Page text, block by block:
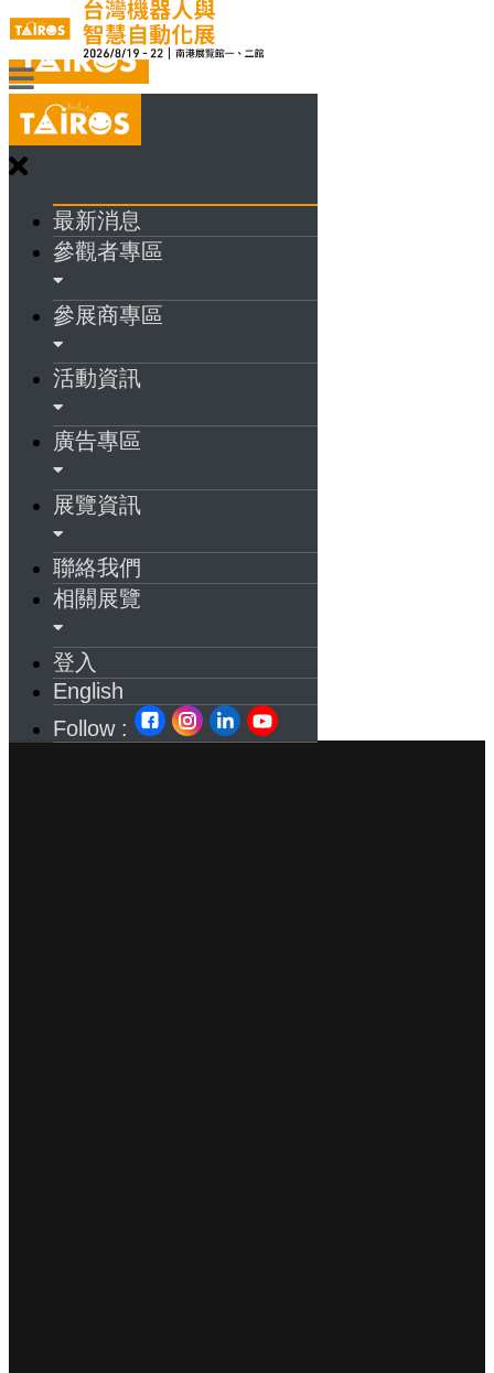
最新消息
參觀者專區
參展商專區
活動資訊
廣告專區
展覽資訊
聯絡我們
相關展覽
登入
English
Follow :